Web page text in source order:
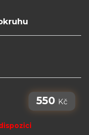
550 Kč